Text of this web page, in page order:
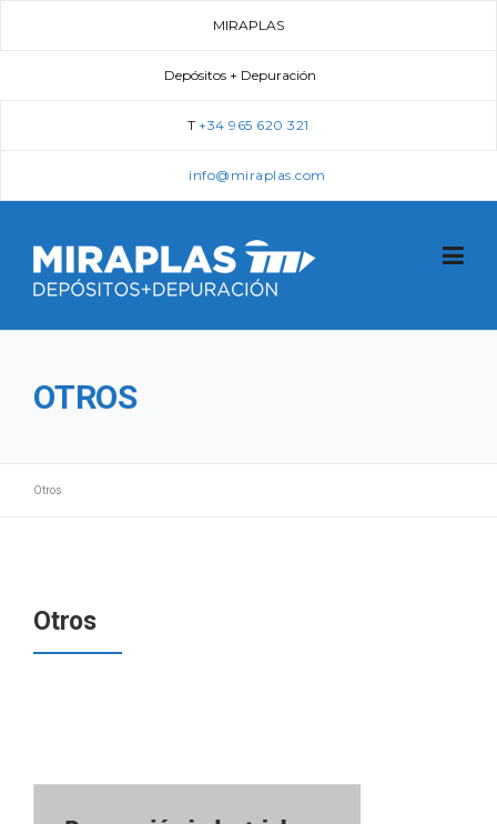
MIRAPLAS
Depósitos + Depuración
T+34 965 620 321
info@miraplas.com
OTROS
Otros
Otros